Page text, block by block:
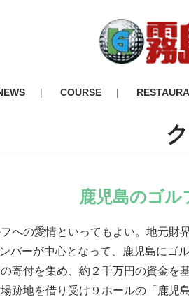
COURSE
鹿児島のゴ
への愛情といってもよい。地元財
バーが中心となって、鹿児島にゴ
寄付を集め、約２千万円の資金を
跡地を借り受け９ホールの「鹿児